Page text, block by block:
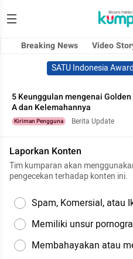
Breaking News Video
SATU Indonesia
5 Keunggulan mengenai
A dan Kelemahannya
Kiriman Pengguna Berita Update
Laporkan Konten
Tim kumparan akan
pengecekan terhadap konten ini.
Spam, Komersial, atau
Memiliki unsur
Membahayakan atau